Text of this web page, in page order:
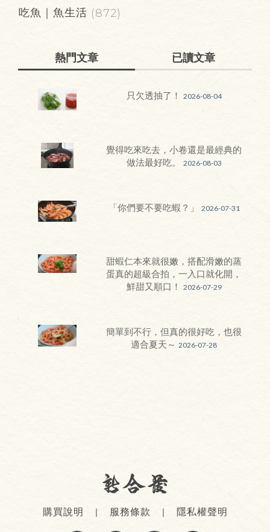
吃魚｜魚生活 (872)
熱門文章 已讀文章
只欠透抽了！ 2026-08-04
覺得吃來吃去，小卷還是最經典的
做法最好吃。
2026-08-03
「你們要不要吃蝦？」 2026-07-31
甜蝦仁本來就很嫩，搭配滑嫩的蒸
蛋真的超級合拍，一入口就化開，
鮮甜又順口！
2026-07-29
簡單到不行，但真的很好吃，也很
適合夏天～ 2026-07-28
購買說明 服務條款 隱私權聲明